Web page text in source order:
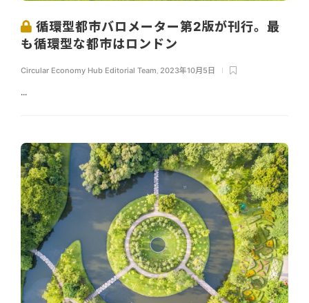
循環型都市バロメーター第2版が刊行。最
も循環型な都市はロンドン
Circular Economy Hub Editorial Team 2023年10月5日
...